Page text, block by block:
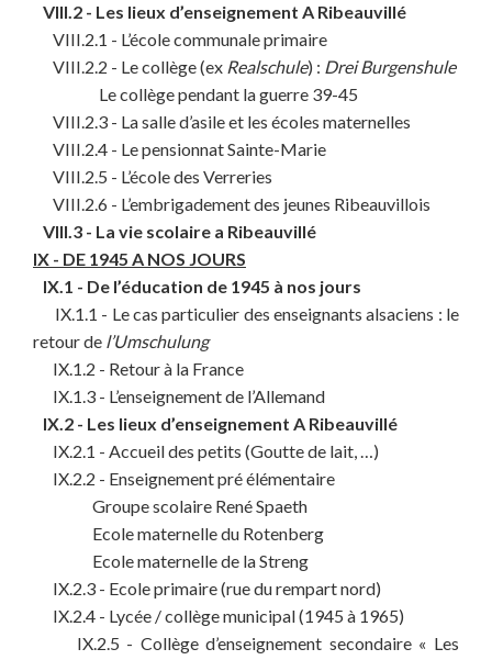
VIII.2 - Les lieux d’enseignement A Ribeauvillé
VIII.2.1 - L’école communale primaire
VIII.2.2 - Le collège (ex Realschule) : Drei Burgenshule
Le collège pendant la guerre 39-45
VIII.2.3 - La salle d’asile et les écoles maternelles
VIII.2.4 - Le pensionnat Sainte-Marie
VIII.2.5 - L’école des Verreries
VIII.2.6 - L’embrigadement des jeunes Ribeauvillois
VIII.3 - La vie scolaire a Ribeauvillé
IX - DE 1945 A NOS JOURS
IX.1 - De l’éducation de 1945 à nos jours
IX.1.1 - Le cas particulier des enseignants alsaciens : le
retour de l’Umschulung
IX.1.2 - Retour à la France
IX.1.3 - L’enseignement de l’Allemand
IX.2 - Les lieux d’enseignement A Ribeauvillé
IX.2.1 - Accueil des petits (Goutte de lait, …)
IX.2.2 - Enseignement pré élémentaire
Groupe scolaire René Spaeth
Ecole maternelle du Rotenberg
Ecole maternelle de la Streng
IX.2.3 - Ecole primaire (rue du rempart nord)
IX.2.4 - Lycée / collège municipal (1945 à 1965)
IX.2.5 - Collège d’enseignement secondaire « Les